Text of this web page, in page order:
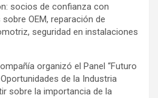
socios de confianza con
OEM, reparación de
seguridad en instalaciones
organizó el Panel “Futuro
de la Industria
sobre la importancia de la